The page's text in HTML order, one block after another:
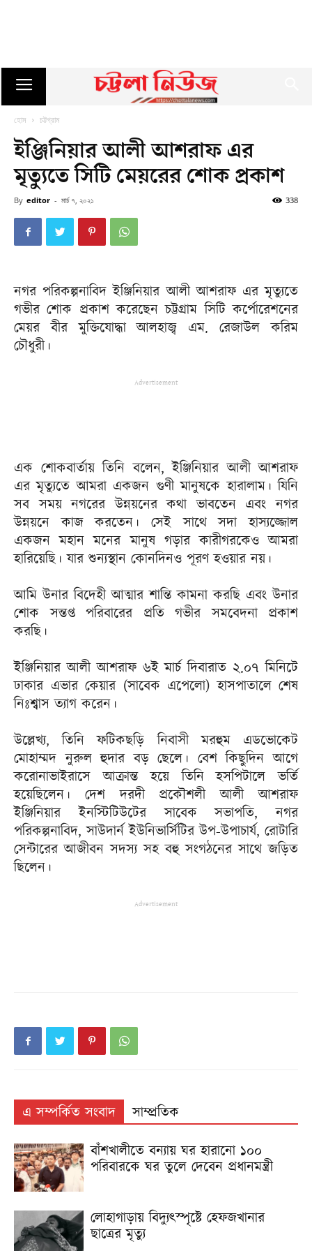
হোম চট্টগ্রাম
ইঞ্জিনিয়ার আলী আশরাফ এর
মৃত্যুতে সিটি মেয়রের শোক প্রকাশ
By editor - মার্চ ৭, ২০২১ 338
নগর পরিকল্পনাবিদ ইঞ্জিনিয়ার আলী আশরাফ এর মৃত্যুতে
গভীর শোক প্রকাশ করেছেন চট্টগ্রাম সিটি কর্পোরেশনের
মেয়র বীর মুক্তিযোদ্ধা আলহাজ্ব এম. রেজাউল করিম
চৌধুরী।
Advertisement
এক শোকবার্তায় তিনি বলেন, ইঞ্জিনিয়ার আলী আশরাফ
এর মৃত্যুতে আমরা একজন গুণী মানুষকে হারালাম। যিনি
সব সময় নগরের উন্নয়নের কথা ভাবতেন এবং নগর
উন্নয়নে কাজ করতেন। সেই সাথে সদা হাস্যজ্জোল
একজন মহান মনের মানুষ গড়ার কারীগরকেও আমরা
হারিয়েছি। যার শুন্যস্থান কোনদিনও পূরণ হওয়ার নয়।
আমি উনার বিদেহী আত্মার শান্তি কামনা করছি এবং উনার
শোক সন্তপ্ত পরিবারের প্রতি গভীর সমবেদনা প্রকাশ
করছি।
ইঞ্জিনিয়ার আলী আশরাফ ৬ই মার্চ দিবারাত ২.০৭ মিনিটে
ঢাকার এভার কেয়ার (সাবেক এপেলো) হাসপাতালে শেষ
নিঃশ্বাস ত্যাগ করেন।
উল্লেখ্য, তিনি ফটিকছড়ি নিবাসী মরহুম এডভোকেট
মোহাম্মদ নুরুল হুদার বড় ছেলে। বেশ কিছুদিন আগে
করোনাভাইরাসে আক্রান্ত হয়ে তিনি হসপিটালে ভর্তি
হয়েছিলেন। দেশ দরদী প্রকৌশলী আলী আশরাফ
ইঞ্জিনিয়ার ইনস্টিটিউটের সাবেক সভাপতি, নগর
পরিকল্পনাবিদ, সাউদার্ন ইউনিভার্সিটির উপ-উপাচার্য, রোটারি
সেন্টারের আজীবন সদস্য সহ বহু সংগঠনের সাথে জড়িত
ছিলেন।
Advertisement
এ সম্পর্কিত সংবাদ
সাম্প্রতিক
বাঁশখালীতে বন্যায় ঘর হারানো ১০০
পরিবারকে ঘর তুলে দেবেন প্রধানমন্ত্রী
লোহাগাড়ায় বিদ্যুৎস্পৃষ্টে হেফজখানার
ছাত্রের মৃত্যু